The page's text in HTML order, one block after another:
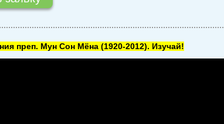
преп. Мун Сон Мёна (1920-2012). Изучай!